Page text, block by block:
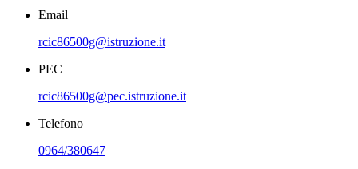
Email
rcic86500g@istruzione.it
PEC
rcic86500g@pec.istruzione.it
Telefono
0964/380647